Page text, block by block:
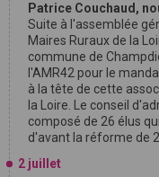
Patrice Couchaud,
Suite à l'assemblée
Maires Ruraux de la
commune de
l'AMR42 pour le
à la tête de cette
la Loire. Le conseil
composé de 26 élus
d'avant la réforme de
2 juillet